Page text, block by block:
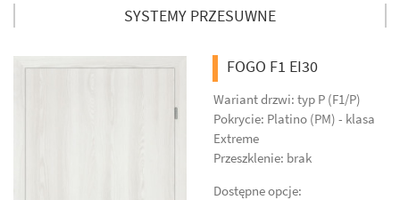
SYSTEMY PRZESUWNE
FOGO F1 EI30
Wariant drzwi: typ P (F1/P)
Pokrycie: Platino (PM) - klasa
Extreme
Przeszklenie: brak
Dostępne opcje: